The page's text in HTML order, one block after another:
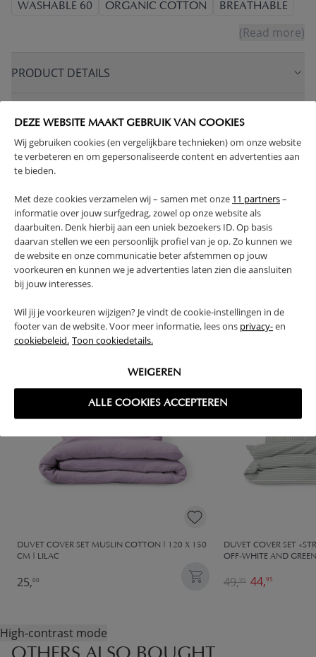
DEZE WEBSITE MAAKT GEBRUIK VAN COOKIES
Wij gebruiken cookies (en vergelijkbare technieken) om onze website
te verbeteren en om gepersonaliseerde content en advertenties aan
te bieden.
Met deze cookies verzamelen wij – samen met onze 11 partners–
informatie over jouw surfgedrag, zowel op onze website als
daarbuiten. Denk hierbij aan een uniek bezoekers ID. Op basis
daarvan stellen we een persoonlijk profiel van je op. Zo kunnen we
de website en onze communicatie beter afstemmen op jouw
voorkeuren en kunnen we je advertenties laten zien die aansluiten
bij jouw interesses.
Wil jij je voorkeuren wijzigen? Je vindt de cookie-instellingen in de
footer van de website. Voor meer informatie, lees ons privacy-en
cookiebeleid. Toon cookiedetails.
WEIGEREN
ALLE COOKIES ACCEPTEREN
WASHABLE 60 ORGANIC COTTON BREATHABLE
(Read more)
PRODUCT DETAILS
FAQ
RETURNS
High-contrast mode
FREQUENTLY BOUGHT TOGETHER
OUTLET
DUVET COVER SET MUSLIN COTTON | 120 X 150
CM | LILAC
25,00
DUVET COVER SET
OFF-WHITE AND
44,95
49,95
High-contrast mode